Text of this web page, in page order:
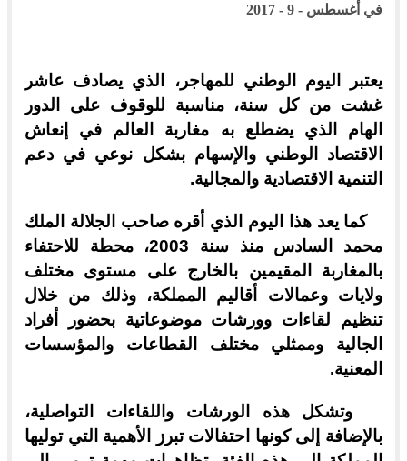
في أغسطس - 9 - 2017
يعتبر اليوم الوطني للمهاجر، الذي يصادف عاشر
غشت من كل سنة، مناسبة للوقوف على الدور
الهام الذي يضطلع به مغاربة العالم في إنعاش
الاقتصاد الوطني والإسهام بشكل نوعي في دعم
التنمية الاقتصادية والمجالية.
كما يعد هذا اليوم الذي أقره صاحب الجلالة الملك
محمد السادس منذ سنة 2003، محطة للاحتفاء
بالمغاربة المقيمين بالخارج على مستوى مختلف
ولايات وعمالات أقاليم المملكة، وذلك من خلال
تنظيم لقاءات وورشات موضوعاتية بحضور أفراد
الجالية وممثلي مختلف القطاعات والمؤسسات
المعنية.
وتشكل هذه الورشات واللقاءات التواصلية،
بالإضافة إلى كونها احتفالات تبرز الأهمية التي توليها